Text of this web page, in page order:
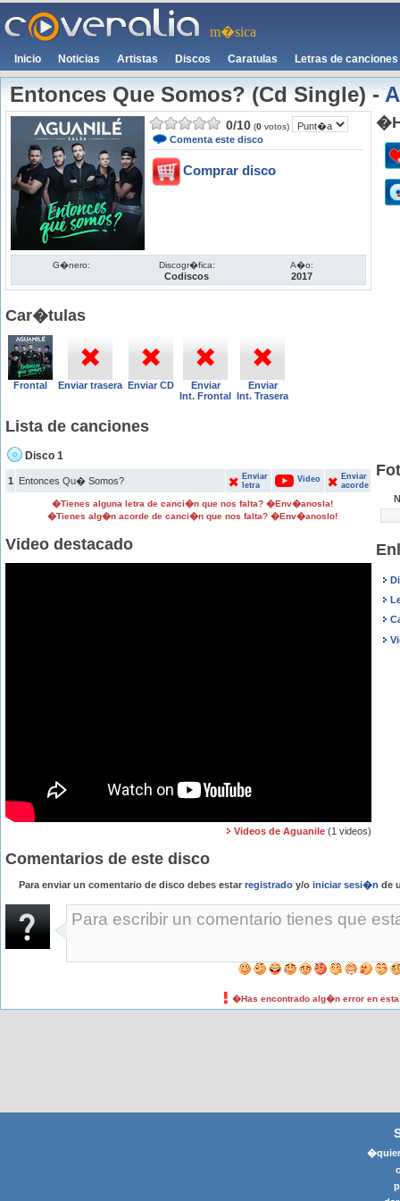
m�sica
Inicio Noticias Artistas Discos Caratulas Letras de canciones
Entonces Que Somos? (Cd Single)-
0/10 (0 votos)
Comenta este disco
Comprar disco
G�nero: Discogr�fica:
Codiscos
A�o:
2017
Car�tulas
Frontal Enviar trasera Enviar CD
Enviar
Int. Frontal
Enviar
Int. Trasera
Lista de canciones
Disco 1
1 Entonces Qu� Somos?
Enviar
letra
Video
Enviar
acorde
�Tienes alguna letra de canci�n que nos falta? �Env�anosla!
�Tienes alg�n acorde de canci�n que nos falta? �Env�anoslo!
Video destacado
Videos de Aguanile (1 videos)
Comentarios de este disco
Para enviar un comentario de disco debes estar registrado y/o iniciar sesi�n de
�Has encontrado alg�n error en